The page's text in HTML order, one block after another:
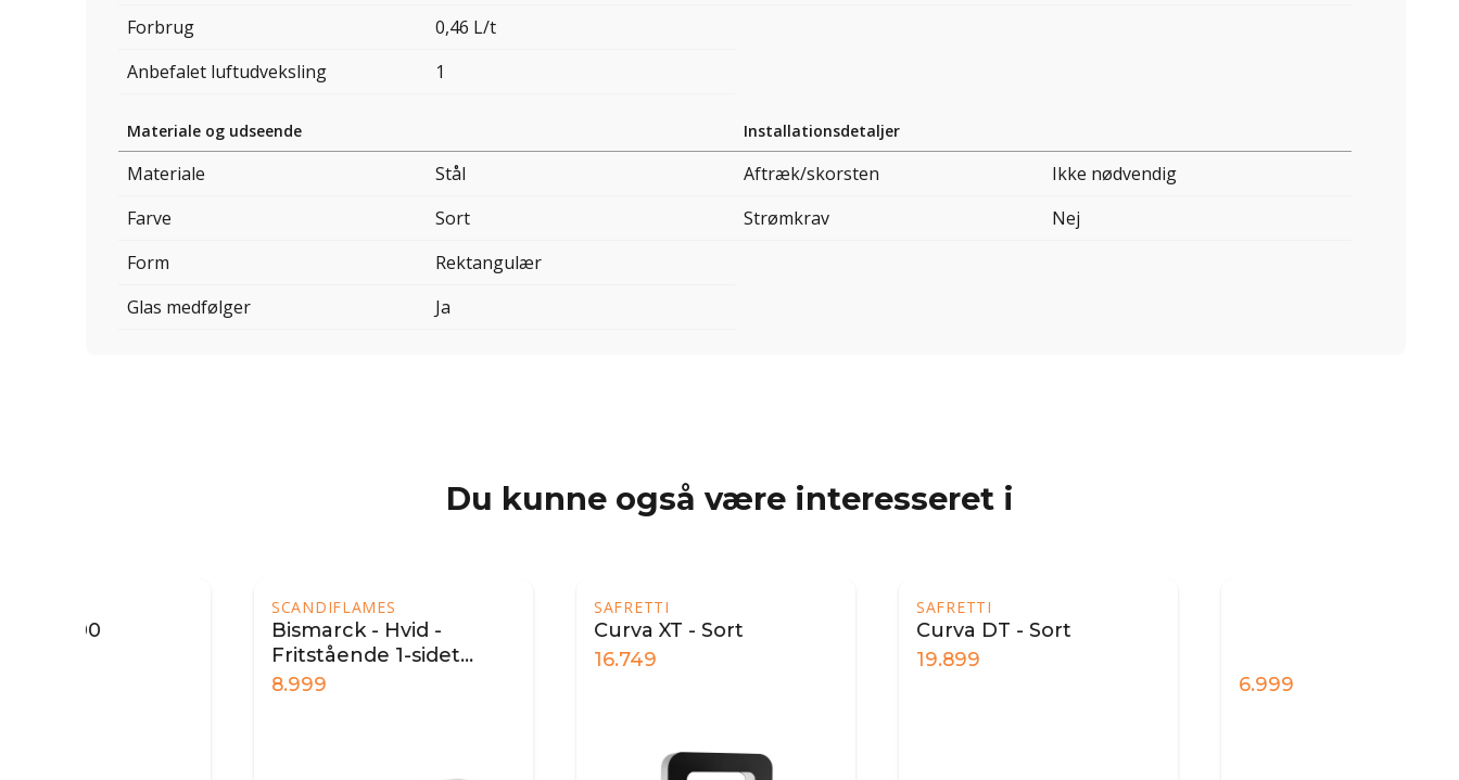
Forbrug
0,46 L/t
Anbefalet luftudveksling
1
Materiale og udseende
Materiale
Stål
Farve
Sort
Form
Rektangulær
Glas medfølger
Ja
Installationsdetaljer
Aftræk/skorsten
Ikke nødvendig
Strømkrav
Nej
Du kunne også være interesseret i
Bismarck - Hvid -
Fritstående 1-sidet
Curva XT - Sort
16.749
Curva DT - Sort